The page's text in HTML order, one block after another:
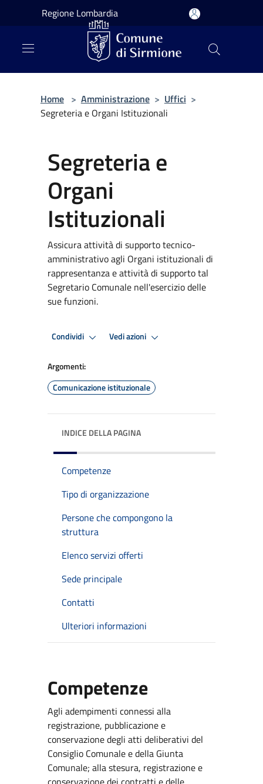
Salta al contenuto principale
Regione Lombardia
Home > Amministrazione > Uffici >
Segreteria e Organi Istituzionali
Segreteria e
Organi
Istituzionali
Assicura attività di supporto tecnico-
amministrativo agli Organi istituzionali di
rappresentanza e attività di supporto tal
Segretario Comunale nell'esercizio delle
sue funzioni.
Condividi Vedi azioni
Argomenti:
Comunicazione istituzionale
INDICE DELLA PAGINA
Competenze
Tipo di organizzazione
Persone che compongono la
struttura
Elenco servizi offerti
Sede principale
Contatti
Ulteriori informazioni
Competenze
Agli adempimenti connessi alla
registrazione, pubblicazione e
conservazione degli atti deliberativi del
Consiglio Comunale e della Giunta
Comunale; alla stesura, registrazione e